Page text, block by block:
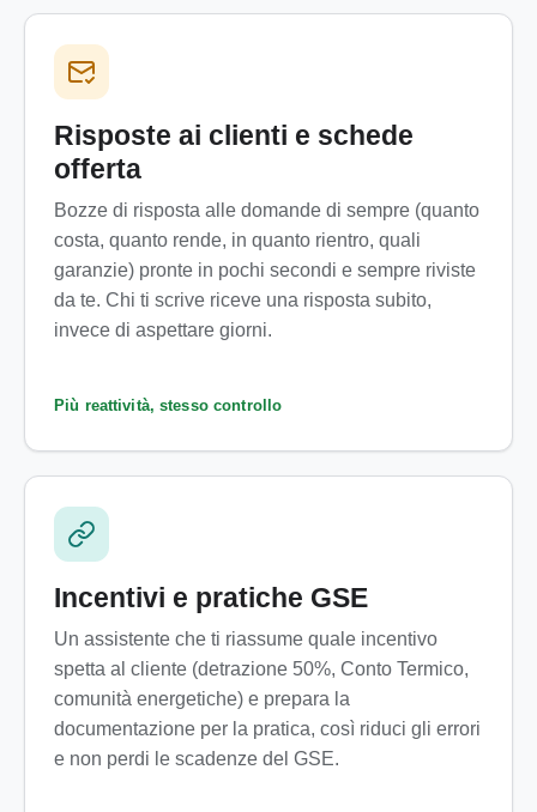
Risposte ai clienti e schede
offerta
Bozze di risposta alle domande di sempre (quanto
costa, quanto rende, in quanto rientro, quali
garanzie) pronte in pochi secondi e sempre riviste
da te. Chi ti scrive riceve una risposta subito,
invece di aspettare giorni.
Più reattività, stesso controllo
Incentivi e pratiche GSE
Un assistente che ti riassume quale incentivo
spetta al cliente (detrazione 50%, Conto Termico,
comunità energetiche) e prepara la
documentazione per la pratica, così riduci gli errori
e non perdi le scadenze del GSE.